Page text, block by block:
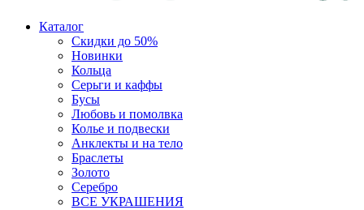
Каталог
Скидки до 50%
Новинки
Кольца
Серьги и каффы
Бусы
Любовь и помолвка
Колье и подвески
Анклекты и на тело
Браслеты
Золото
Серебро
ВСЕ УКРАШЕНИЯ